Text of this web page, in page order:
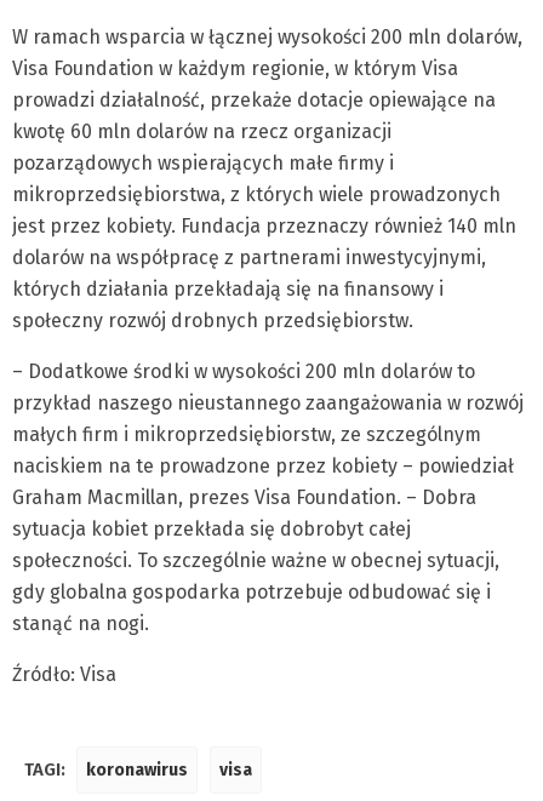
W ramach wsparcia w łącznej wysokości 200 mln dolarów,
Visa Foundation w każdym regionie, w którym Visa
prowadzi działalność, przekaże dotacje opiewające na
kwotę 60 mln dolarów na rzecz organizacji
pozarządowych wspierających małe firmy i
mikroprzedsiębiorstwa, z których wiele prowadzonych
jest przez kobiety. Fundacja przeznaczy również 140 mln
dolarów na współpracę z partnerami inwestycyjnymi,
których działania przekładają się na finansowy i
społeczny rozwój drobnych przedsiębiorstw.
– Dodatkowe środki w wysokości 200 mln dolarów to
przykład naszego nieustannego zaangażowania w rozwój
małych firm i mikroprzedsiębiorstw, ze szczególnym
naciskiem na te prowadzone przez kobiety – powiedział
Graham Macmillan, prezes Visa Foundation. – Dobra
sytuacja kobiet przekłada się dobrobyt całej
społeczności. To szczególnie ważne w obecnej sytuacji,
gdy globalna gospodarka potrzebuje odbudować się i
stanąć na nogi.
Źródło: Visa
TAGI: koronawirus visa